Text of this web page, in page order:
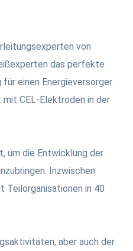
von
das perfekte
für einen Energieversorger
CEL-Elektroden in der
um die Entwicklung der
Inzwischen
Teilorganisationen in 40
aber auch der